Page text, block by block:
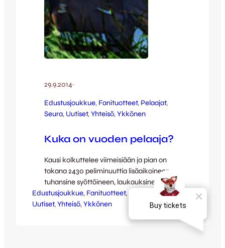
29.9.2014·
Edustusjoukkue, Fanituotteet, Pelaajat
Seura, Uutiset, Yhteisö, Ykkönen
Kuka on vuoden pelaaja?
Kausi kolkuttelee viimeisiään ja pian on
takana 2430 peliminuuttia lisäaikoineen,
tuhansine syöttöineen, laukauksineen,
liukutaklauksineen, hurraahuutoineen ja
lähes elämää suurempine tunteineen. Nyt
on aika paketoida kausi myös parhaiden
Edustusjoukkue, Fanituotteet, Seura,
Uutiset, Yhteisö, Ykkönen